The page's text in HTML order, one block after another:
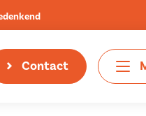
Contact